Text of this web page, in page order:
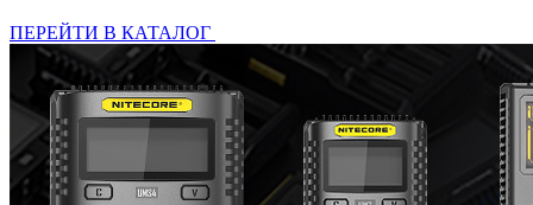
ПЕРЕЙТИ В КАТАЛОГ